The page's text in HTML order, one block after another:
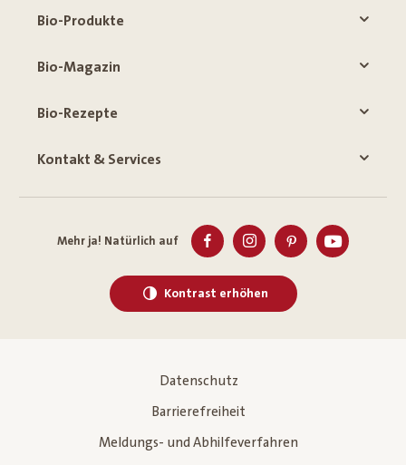
Bio-Produkte
Bio-Magazin
Bio-Rezepte
Kontakt & Services
Mehr ja! Natürlich auf
Kontrast erhöhen
Datenschutz
Barrierefreiheit
Meldungs- und Abhilfeverfahren